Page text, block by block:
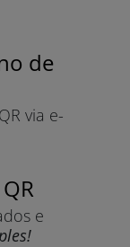
de
via e-
e